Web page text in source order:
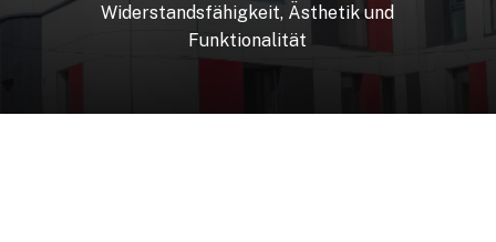
Widerstandsfähigkeit, Ästhetik und
Funktionalität